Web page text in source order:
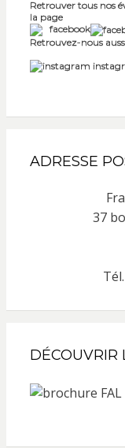
Retrouver tous nos
la page
facebook
Retrouvez-nous
ADRESSE
37
DÉCOUVRIR